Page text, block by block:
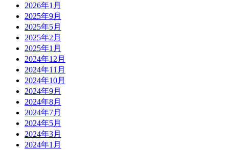
2026年1月
2025年9月
2025年5月
2025年2月
2025年1月
2024年12月
2024年11月
2024年10月
2024年9月
2024年8月
2024年7月
2024年5月
2024年3月
2024年1月